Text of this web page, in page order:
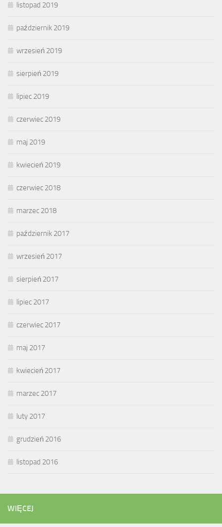
listopad 2019
październik 2019
wrzesień 2019
sierpień 2019
lipiec 2019
czerwiec 2019
maj 2019
kwiecień 2019
czerwiec 2018
marzec 2018
październik 2017
wrzesień 2017
sierpień 2017
lipiec 2017
czerwiec 2017
maj 2017
kwiecień 2017
marzec 2017
luty 2017
grudzień 2016
listopad 2016
WIĘCEJ